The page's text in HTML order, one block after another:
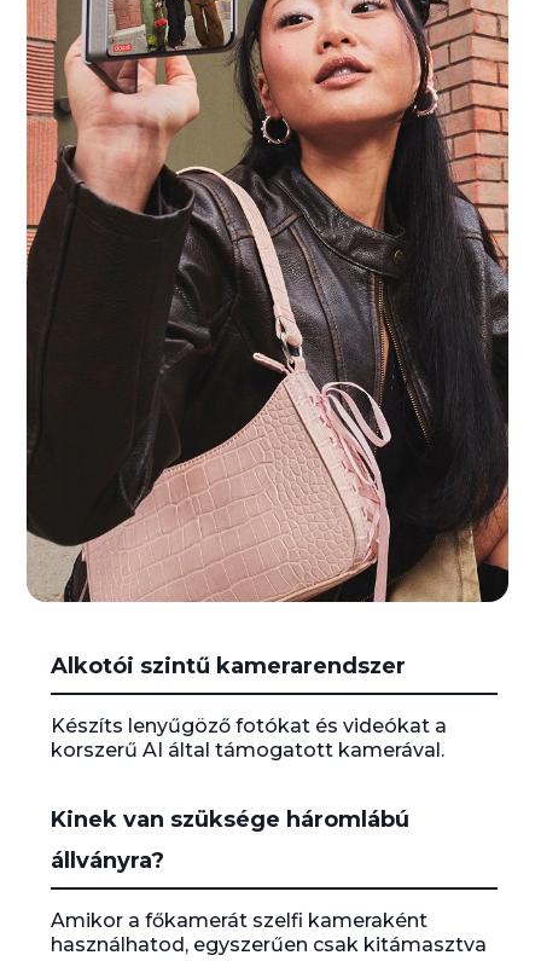
Alkotói szintű kamerarendszer
Készíts lenyűgöző fotókat és videókat a
korszerű AI által támogatott kamerával.
Kinek van szüksége háromlábú
állványra?
Amikor a főkamerát szelfi kameraként
használhatod, egyszerűen csak kitámasztva